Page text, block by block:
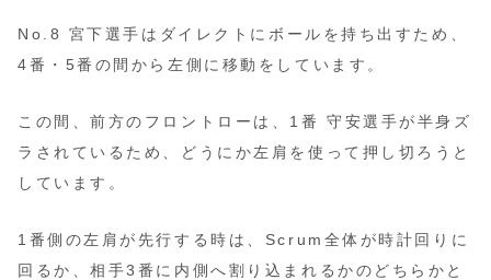
No.8 宮下選手はダイレクトにボールを持ち出すため、
4番・5番の間から左側に移動をしています。
この間、前方のフロントローは、1番 守安選手が半身ズ
ラされているため、どうにか左肩を使って押し切ろうと
しています。
1番側の左肩が先行する時は、Scrum全体が時計回りに
回るか、相手3番に内側へ割り込まれるかのどちらかと